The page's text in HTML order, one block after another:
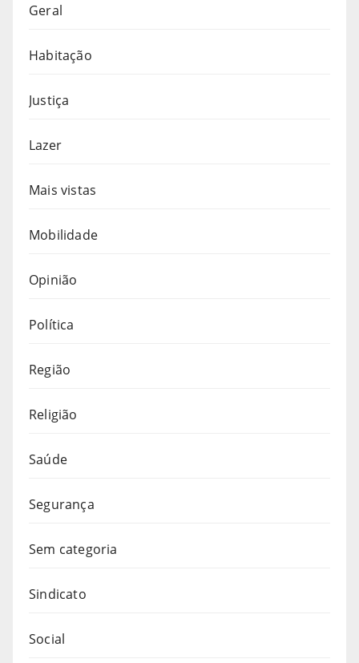
Geral
Habitação
Justiça
Lazer
Mais vistas
Mobilidade
Opinião
Política
Região
Religião
Saúde
Segurança
Sem categoria
Sindicato
Social